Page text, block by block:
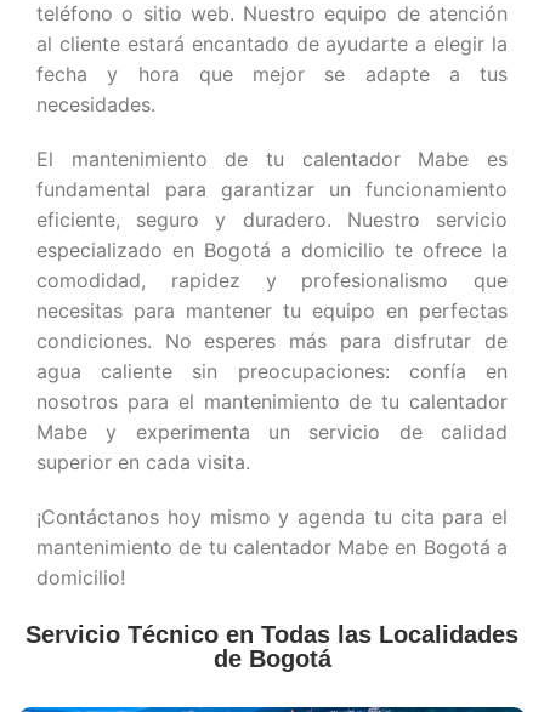
teléfono o sitio web. Nuestro equipo de atención
al cliente estará encantado de ayudarte a elegir la
fecha y hora que mejor se adapte a tus
necesidades.
El mantenimiento de tu calentador Mabe es
fundamental para garantizar un funcionamiento
eficiente, seguro y duradero. Nuestro servicio
especializado en Bogotá a domicilio te ofrece la
comodidad, rapidez y profesionalismo que
necesitas para mantener tu equipo en perfectas
condiciones. No esperes más para disfrutar de
agua caliente sin preocupaciones: confía en
nosotros para el mantenimiento de tu calentador
Mabe y experimenta un servicio de calidad
superior en cada visita.
¡Contáctanos hoy mismo y agenda tu cita para el
mantenimiento de tu calentador Mabe en Bogotá a
domicilio!
Servicio Técnico en Todas las Localidades
de Bogotá